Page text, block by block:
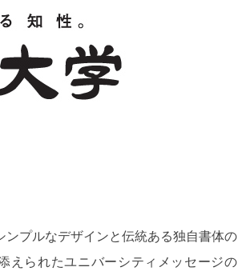
プルなデザインと伝統ある独自書体の
えられたユニバーシティメッセージの